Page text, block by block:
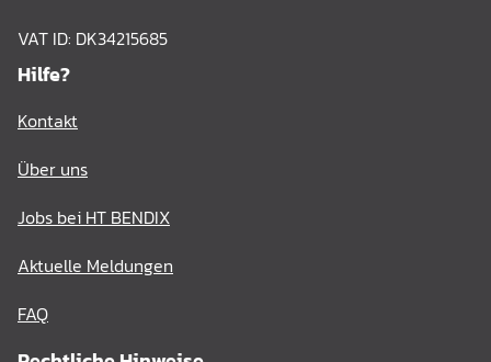
VAT ID: DK34215685
Hilfe?
Kontakt
Über uns
Jobs bei HT BENDIX
Aktuelle Meldungen
FAQ